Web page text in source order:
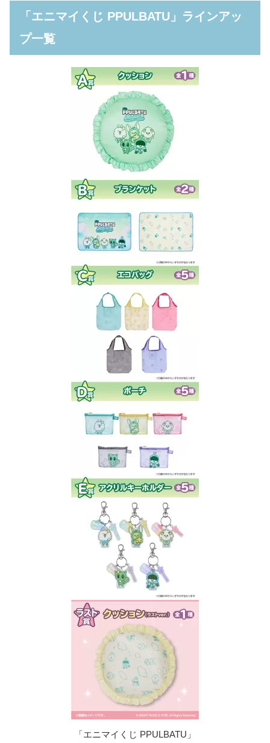
「エニマイくじ PPULBATU」ラインアッ
プ一覧
「エニマイくじ PPULBATU」